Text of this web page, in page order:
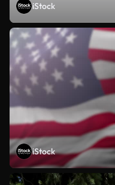
iStock
iStock